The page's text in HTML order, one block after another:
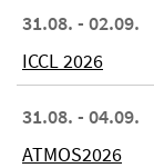
31.08. - 02.09.
ICCL 2026
31.08. - 04.09.
ATMOS2026